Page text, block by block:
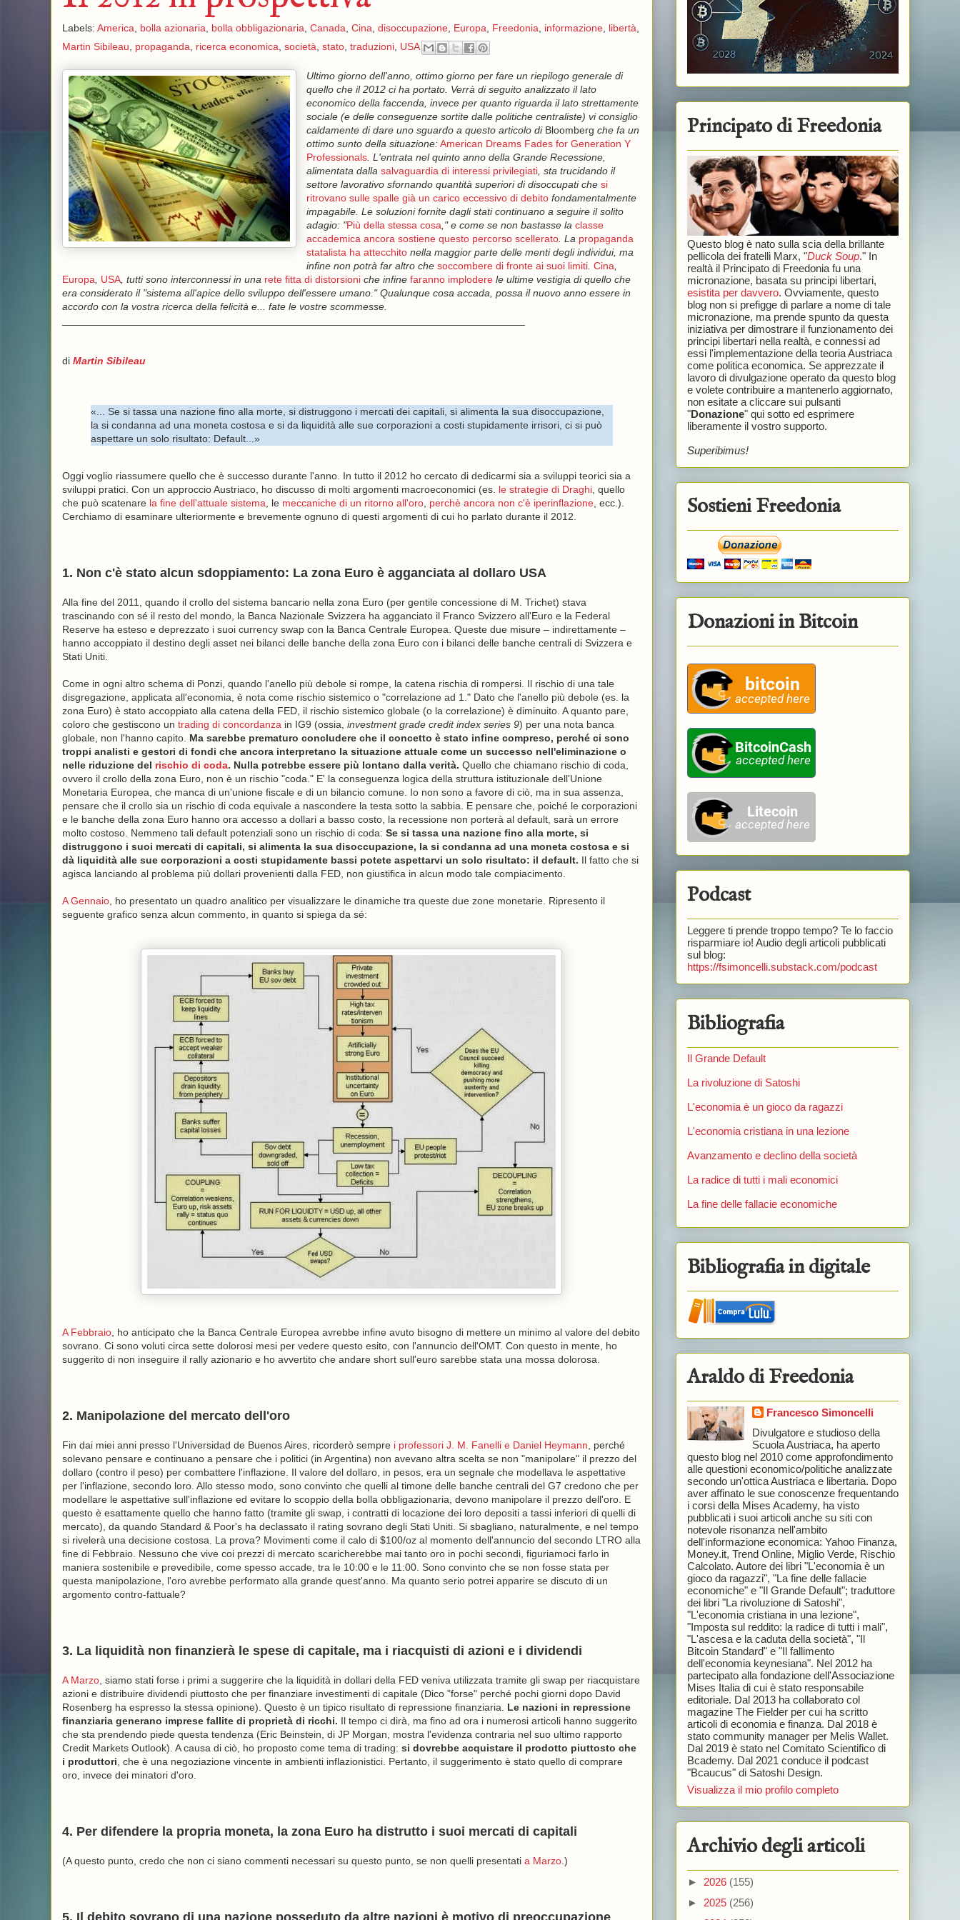
Labels: America bolla azionaria bolla obbligazionaria Canada Cina disoccupazione, Europa Freedonia informazione, libertà
Martin Sibileau, propaganda, ricerca economica, società, stato, traduzioni, USA
Ultimo giorno dell'anno, ottimo giorno per fare un riepilogo generale di
quello che il 2012 ci ha portato. Verrà di seguito analizzato il lato
economico della faccenda, invece per quanto riguarda il lato strettamente
sociale (e delle conseguenze sortite dalle politiche centraliste) vi consiglio
caldamente di dare uno sguardo a questo articolo diBloomberg che fa un
ottimo sunto della situazione: American Dreams Fades for Generation Y
Professionals. L'entrata nel quinto anno della Grande Recessione,
alimentata dalla salvaguardia di interessi privilegiati, sta trucidando il
settore lavorativo sfornando quantità superiori di disoccupati che si
ritrovano sulle spalle già un carico eccessivo di debito fondamentalmente
impagabile. Le soluzioni fornite dagli stati continuano a seguire il solito
adagio: "Più della stessa cosa ," e come se non bastasse la classe
accademica ancora sostiene questo percorso scellerato. La propaganda
statalista ha attecchito nella maggior parte delle menti degli individui, ma
infine non potrà far altro che soccombere di fronte ai suoi limiti. Cina
Europa
USA, tutti sono interconnessi in una rete fitta di distorsioni che infine faranno implodere le ultime vestigia di quello che
era considerato il "sistema all'apice dello sviluppo dell'essere umano." Qualunque cosa accada, possa il nuovo anno essere in
accordo con la vostra ricerca della felicità e... fate le vostre scommesse.
di Martin Sibileau
«... Se si tassa una nazione fino alla morte, si distruggono i mercati dei capitali, si alimenta la sua disoccupazione,
la si condanna ad una moneta costosa e si da liquidità alle sue corporazioni a costi stupidamente irrisori, ci si può
aspettare un solo risultato: Default...»
Oggi voglio riassumere quello che è successo durante l'anno. In tutto il 2012 ho cercato di dedicarmi sia a sviluppi teorici sia a
sviluppi pratici. Con un approccio Austriaco, ho discusso di molti argomenti macroeconomici (es. le strategie di Draghi, quello
che può scatenare la fine dell'attuale sistema , le meccaniche di un ritorno all'oro, perchè ancora non c'è iperinflazione, ecc.).
Cerchiamo di esaminare ulteriormente e brevemente ognuno di questi argomenti di cui ho parlato durante il 2012.
1. Non c'è stato alcun sdoppiamento: La zona Euro è agganciata al dollaro USA
Alla fine del 2011, quando il crollo del sistema bancario nella zona Euro (per gentile concessione di M. Trichet) stava
trascinando con sé il resto del mondo, la Banca Nazionale Svizzera ha agganciato il Franco Svizzero all'Euro e la Federal
Reserve ha esteso e deprezzato i suoi currency swap con la Banca Centrale Europea. Queste due misure – indirettamente –
hanno accoppiato il destino degli asset nei bilanci delle banche della zona Euro con i bilanci delle banche centrali di Svizzera e
Stati Uniti.
Come in ogni altro schema di Ponzi, quando l'anello più debole si rompe, la catena rischia di rompersi. Il rischio di una tale
disgregazione, applicata all'economia, è nota come rischio sistemico o "correlazione ad 1." Dato che l'anello più debole (es. la
zona Euro) è stato accoppiato alla catena della FED, il rischio sistemico globale (o la correlazione) è diminuito. A quanto pare,
coloro che gestiscono un trading di concordanza in IG9 (ossia, investment grade credit index series 9) per una nota banca
globale, non l'hanno capito. Ma sarebbe prematuro concludere che il concetto è stato infine compreso, perché ci sono
troppi analisti e gestori di fondi che ancora interpretano la situazione attuale come un successo nell'eliminazione o
nelle riduzione del rischio di coda. Nulla potrebbe essere più lontano dalla verità. Quello che chiamano rischio di coda,
ovvero il crollo della zona Euro, non è un rischio "coda." E' la conseguenza logica della struttura istituzionale dell'Unione
Monetaria Europea, che manca di un'unione fiscale e di un bilancio comune. Io non sono a favore di ciò, ma in sua assenza,
pensare che il crollo sia un rischio di coda equivale a nascondere la testa sotto la sabbia. E pensare che, poiché le corporazioni
e le banche della zona Euro hanno ora accesso a dollari a basso costo, la recessione non porterà al default, sarà un errore
molto costoso. Nemmeno tali default potenziali sono un rischio di coda: Se si tassa una nazione fino alla morte, si
distruggono i suoi mercati di capitali, si alimenta la sua disoccupazione, la si condanna ad una moneta costosa e si
dà liquidità alle sue corporazioni a costi stupidamente bassi potete aspettarvi un solo risultato: il default. Il fatto che si
agisca lanciando al problema più dollari provenienti dalla FED, non giustifica in alcun modo tale compiacimento.
A Gennaio, ho presentato un quadro analitico per visualizzare le dinamiche tra queste due zone monetarie. Ripresento il
seguente grafico senza alcun commento, in quanto si spiega da sé:
A Febbraio, ho anticipato che la Banca Centrale Europea avrebbe infine avuto bisogno di mettere un minimo al valore del debito
sovrano. Ci sono voluti circa sette dolorosi mesi per vedere questo esito, con l'annuncio dell'OMT. Con questo in mente, ho
suggerito di non inseguire il rally azionario e ho avvertito che andare short sull'euro sarebbe stata una mossa dolorosa.
2. Manipolazione del mercato dell'oro
Fin dai miei anni presso l'Universidad de Buenos Aires, ricorderò sempre i professori J. M. Fanelli e Daniel Heymann , perché
solevano pensare e continuano a pensare che i politici (in Argentina) non avevano altra scelta se non "manipolare" il prezzo del
dollaro (contro il peso) per combattere l'inflazione. Il valore del dollaro, in pesos, era un segnale che modellava le aspettative
per l'inflazione, secondo loro. Allo stesso modo, sono convinto che quelli al timone delle banche centrali del G7 credono che per
modellare le aspettative sull'inflazione ed evitare lo scoppio della bolla obbligazionaria, devono manipolare il prezzo dell'oro. E
questo è esattamente quello che hanno fatto (tramite gli swap, i contratti di locazione dei loro depositi a tassi inferiori di quelli di
mercato), da quando Standard & Poor's ha declassato il rating sovrano degli Stati Uniti. Si sbagliano, naturalmente, e nel tempo
si rivelerà una decisione costosa. La prova? Movimenti come il calo di $100/oz al momento dell'annuncio del secondo LTRO alla
fine di Febbraio. Nessuno che vive coi prezzi di mercato scaricherebbe mai tanto oro in pochi secondi, figuriamoci farlo in
maniera sostenibile e prevedibile, come spesso accade, tra le 10:00 e le 11:00. Sono convinto che se non fosse stata per
questa manipolazione, l'oro avrebbe performato alla grande quest'anno. Ma quanto serio potrei apparire se discuto di un
argomento contro-fattuale?
3. La liquidità non finanzierà le spese di capitale, ma i riacquisti di azioni e i dividendi
A Marzo, siamo stati forse i primi a suggerire che la liquidità in dollari della FED veniva utilizzata tramite gli swap per riacquistare
azioni e distribuire dividendi piuttosto che per finanziare investimenti di capitale (Dico "forse" perché pochi giorni dopo David
Rosenberg ha espresso la stessa opinione). Questo è un tipico risultato di repressione finanziaria. Le nazioni in repressione
finanziaria generano imprese fallite di proprietà di ricchi. Il tempo ci dirà, ma fino ad ora i numerosi articoli hanno suggerito
che sta prendendo piede questa tendenza (Eric Beinstein, di JP Morgan, mostra l'evidenza contraria nel suo ultimo rapporto
Credit Markets Outlook). A causa di ciò, ho proposto come tema di trading: si dovrebbe acquistare il prodotto piuttosto che
i produttori , che è una negoziazione vincente in ambienti inflazionistici. Pertanto, il suggerimento è stato quello di comprare
oro, invece dei minatori d'oro.
4. Per difendere la propria moneta, la zona Euro ha distrutto i suoi mercati di capitali
(A questo punto, credo che non ci siano commenti necessari su questo punto, se non quelli presentati a Marzo.)
5. Il debito sovrano di una nazione posseduto da altre nazioni è motivo di preoccupazione
Principato di Freedonia
Questo blog è nato sulla scia della brillante
pellicola dei fratelli Marx, "Duck Soup." In
realtà il Principato di Freedonia fu una
micronazione, basata su principi libertari,
esistita per davvero. Ovviamente, questo
blog non si prefigge di parlare a nome di tale
micronazione, ma prende spunto da questa
iniziativa per dimostrare il funzionamento dei
principi libertari nella realtà, e connessi ad
essi l'implementazione della teoria Austriaca
come politica economica. Se apprezzate il
lavoro di divulgazione operato da questo blog
e volete contribuire a mantenerlo aggiornato,
non esitate a cliccare sui pulsanti
"Donazione" qui sotto ed esprimere
liberamente il vostro supporto.
Superibimus!
Sostieni Freedonia
Donazioni in Bitcoin
Podcast
Leggere ti prende troppo tempo? Te lo faccio
risparmiare io! Audio degli articoli pubblicati
sul blog:
https://fsimoncelli.substack.com/podcast
Bibliografia
Il Grande Default
La rivoluzione di Satoshi
L'economia è un gioco da ragazzi
L'economia cristiana in una lezione
Avanzamento e declino della società
La radice di tutti i mali economici
La fine delle fallacie economiche
Bibliografia in digitale
Araldo di Freedonia
Francesco Simoncelli
Divulgatore e studioso della
Scuola Austriaca, ha aperto
questo blog nel 2010 come approfondimento
alle questioni economico/politiche analizzate
secondo un'ottica Austriaca e libertaria. Dopo
aver affinato le sue conoscenze frequentando
i corsi della Mises Academy, ha visto
pubblicati i suoi articoli anche su siti con
notevole risonanza nell'ambito
dell'informazione economica: Yahoo Finanza,
Money.it, Trend Online, Miglio Verde, Rischio
Calcolato. Autore dei libri "L'economia è un
gioco da ragazzi", "La fine delle fallacie
economiche" e "Il Grande Default"; traduttore
dei libri "La rivoluzione di Satoshi",
"L'economia cristiana in una lezione",
"Imposta sul reddito: la radice di tutti i mali",
"L'ascesa e la caduta della società", "Il
Bitcoin Standard" e "Il fallimento
dell'economia keynesiana". Nel 2012 ha
partecipato alla fondazione dell'Associazione
Mises Italia di cui è stato responsabile
editoriale. Dal 2013 ha collaborato col
magazine The Fielder per cui ha scritto
articoli di economia e finanza. Dal 2018 è
stato community manager per Melis Wallet.
Dal 2019 è stato nel Comitato Scientifico di
Bcademy. Dal 2021 conduce il podcast
"Bcaucus" di Satoshi Design.
Visualizza il mio profilo completo
Archivio degli articoli
► 2026 (155)
► 2025 (256)